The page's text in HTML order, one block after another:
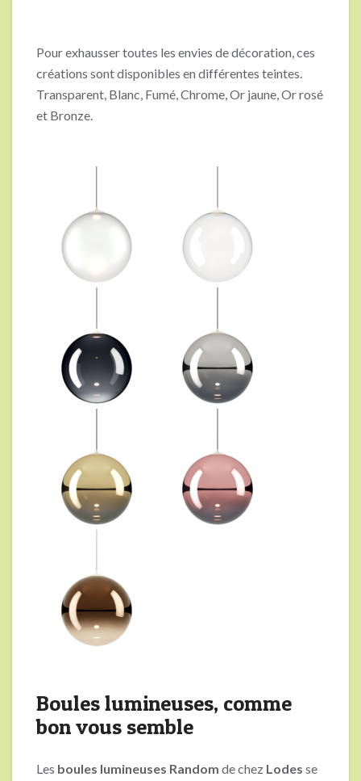
Pour exhausser toutes les envies de décoration, ces
créations sont disponibles en différentes teintes.
Transparent, Blanc, Fumé, Chrome, Or jaune, Or rosé
et Bronze.
Boules lumineuses, comme
bon vous semble
Les boules lumineuses Random de chez Lodes se